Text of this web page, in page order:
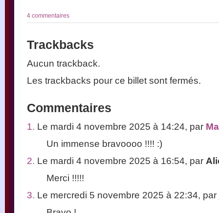
4 commentaires
Trackbacks
Aucun trackback.
Les trackbacks pour ce billet sont fermés.
Commentaires
1. Le mardi 4 novembre 2025 à 14:24, par
Un immense bravoooo !!!! :)
2. Le mardi 4 novembre 2025 à 16:54, par
Merci !!!!!
3. Le mercredi 5 novembre 2025 à 22:34, par